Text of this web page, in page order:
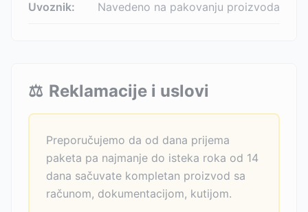
Uvoznik: Navedeno na pakovanju proizvoda
⚖️ Reklamacije i uslovi
Preporučujemo da od dana prijema
paketa pa najmanje do isteka roka od 14
dana sačuvate kompletan proizvod sa
računom, dokumentacijom, kutijom.